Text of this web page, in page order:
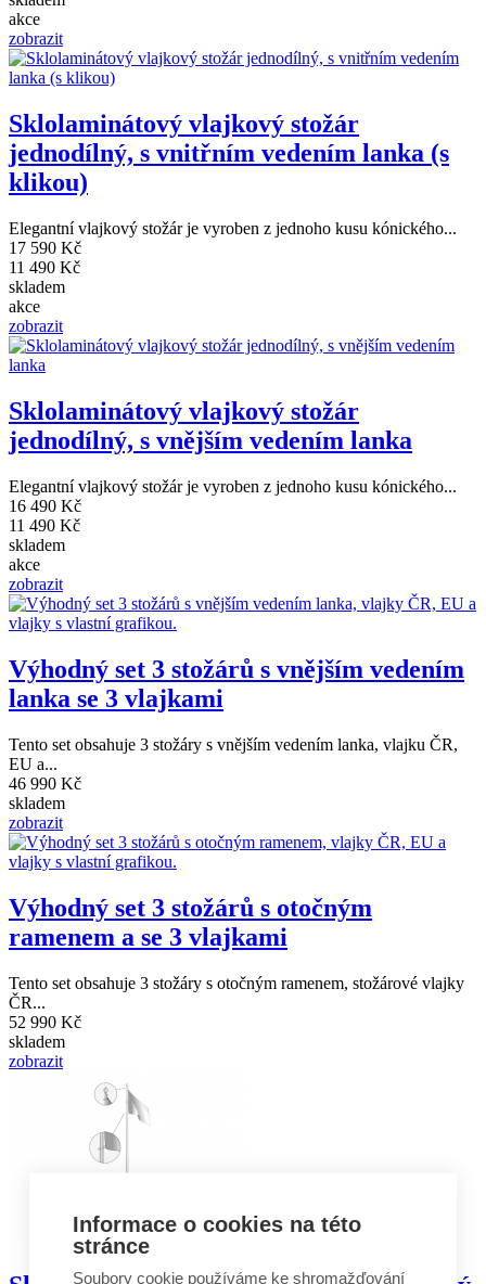
akce
zobrazit
Sklolaminátový vlajkový stožár
jednodílný, s vnitřním vedením lanka (s
klikou)
Elegantní vlajkový stožár je vyroben z jednoho kusu kónického...
17 590 Kč
11 490 Kč
skladem
akce
zobrazit
Sklolaminátový vlajkový stožár
jednodílný, s vnějším vedením lanka
Elegantní vlajkový stožár je vyroben z jednoho kusu kónického...
16 490 Kč
11 490 Kč
skladem
akce
zobrazit
Výhodný set 3 stožárů s vnějším vedením
lanka se 3 vlajkami
Tento set obsahuje 3 stožáry s vnějším vedením lanka, vlajku ČR,
EU a...
46 990 Kč
skladem
zobrazit
Výhodný set 3 stožárů s otočným
ramenem a se 3 vlajkami
Tento set obsahuje 3 stožáry s otočným ramenem, stožárové vlajky
ČR...
52 990 Kč
skladem
zobrazit
Informace o cookies na této
stránce
Soubory cookie používáme ke shromažďování